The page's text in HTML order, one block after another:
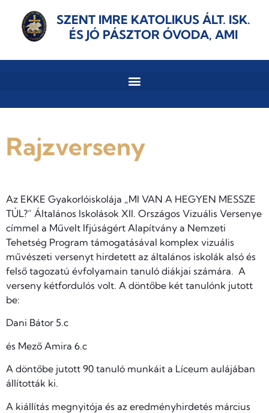
SZENT IMRE KATOLIKUS ÁLT. ISK.
ÉS JÓ PÁSZTOR ÓVODA, AMI
Rajzverseny
Az EKKE Gyakorlóiskolája „MI VAN A HEGYEN MESSZE
TÚL?” Általános Iskolások XII. Országos Vizuális Versenye
címmel a Művelt Ifjúságért Alapítvány a Nemzeti
Tehetség Program támogatásával komplex vizuális
művészeti versenyt hirdetett az általános iskolák alsó és
felső tagozatú évfolyamain tanuló diákjai számára. A
verseny kétfordulós volt. A döntőbe két tanulónk jutott
be:
Dani Bátor 5.c
és Mező Amira 6.c
A döntőbe jutott 90 tanuló munkáit a Líceum aulájában
állították ki.
A kiállítás megnyitója és az eredményhirdetés március